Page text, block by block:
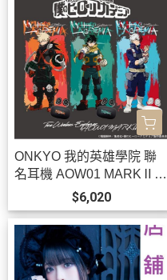
ONKYO 我的英雄學院 聯
名耳機 AOW01 MARKⅡ
【跨境】0826*10月下旬-1
1月上旬發售!
$6,020